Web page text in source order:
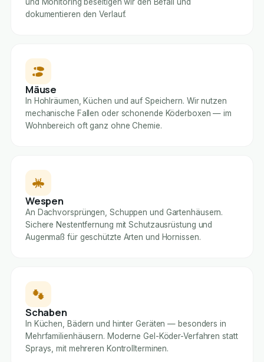
und Monitoring beseitigen wir den Befall und
dokumentieren den Verlauf.
Mäuse
In Hohlräumen, Küchen und auf Speichern. Wir nutzen
mechanische Fallen oder schonende Köderboxen — im
Wohnbereich oft ganz ohne Chemie.
Wespen
An Dachvorsprüngen, Schuppen und Gartenhäusern.
Sichere Nestentfernung mit Schutzausrüstung und
Augenmaß für geschützte Arten und Hornissen.
Schaben
In Küchen, Bädern und hinter Geräten — besonders in
Mehrfamilienhäusern. Moderne Gel-Köder-Verfahren statt
Sprays, mit mehreren Kontrollterminen.